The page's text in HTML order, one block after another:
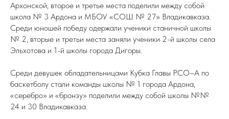
Архонской, второе и третье места поделили между собой
школа № 3 Ардона и МБОУ «СОШ № 27» Владикавказа.
Среди юношей победу одержали ученики станичной школы
№ 2, вторые и третьи места заняли ученики 2-й школы села
Эльхотова и 1-й школы города Дигоры.
Среди девушек обладательницами Кубка Главы РСО–А по
баскетболу стали команды школы № 1 города Ардона,
«серебро» и «бронзу» поделили между собой школы №№
24 и 30 Владикавказа.